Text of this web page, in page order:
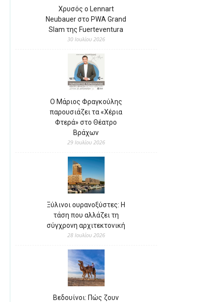
Χρυσός ο Lennart
Neubauer στο PWA Grand
Slam της Fuerteventura
30 Ιουλίου 2026
Ο Μάριος Φραγκούλης
παρουσιάζει τα «Χέρια
Φτερά» στο Θέατρο
Βράχων
29 Ιουλίου 2026
Ξύλινοι ουρανοξύστες: Η
τάση που αλλάζει τη
σύγχρονη αρχιτεκτονική
28 Ιουλίου 2026
Βεδουίνοι: Πώς ζουν